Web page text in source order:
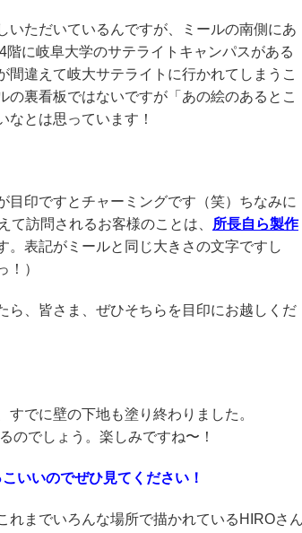
いただいているんですが、ミールの南側にあ
に岐阜大学のサテライトキャンパスがある
間違えて岐大サテライトに行かれてしまうこ
裏看板ではないですが「あの絵のあるとこ
なとは思っています！
印ですとチャーミングです（笑）ちなみに
て訪問されるお客様のことは、 所長自ら製作
。表記がミールと同じ大きさの文字ですし
！）
ら、皆さま、ぜひそちらを目印にお越しくだ
でに壁の下地も塗り終わりました。
のでしょう。楽しみですね〜！
いいのでぜひ見てください！
れまでいろんな場所で描かれているHIROさん